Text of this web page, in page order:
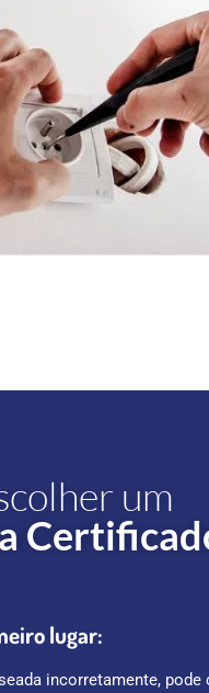
um
lugar:
incorretamente, pode